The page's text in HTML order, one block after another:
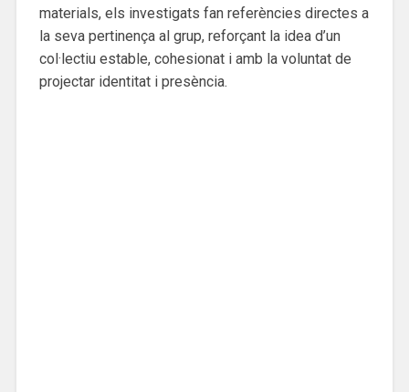
materials, els investigats fan referències directes a
la seva pertinença al grup, reforçant la idea d’un
col·lectiu estable, cohesionat i amb la voluntat de
projectar identitat i presència.